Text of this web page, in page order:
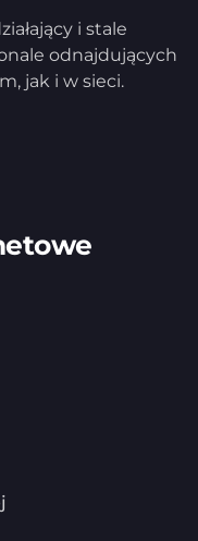
i stale
odnajdujących
jak i w sieci.